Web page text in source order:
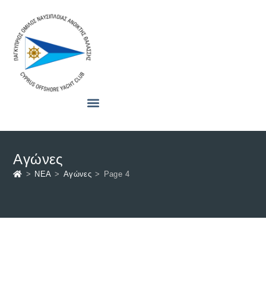
Αγώνες
> ΝΕΑ > Αγώνες > Page 4